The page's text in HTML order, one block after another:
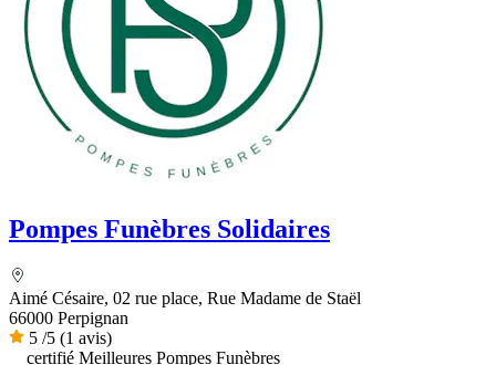
Pompes Funèbres Solidaires
Aimé Césaire, 02 rue place, Rue Madame de Staël
66000 Perpignan
5 /5 (1 avis)
certifié Meilleures Pompes Funèbres